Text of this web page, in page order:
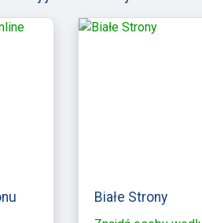
Białe Strony